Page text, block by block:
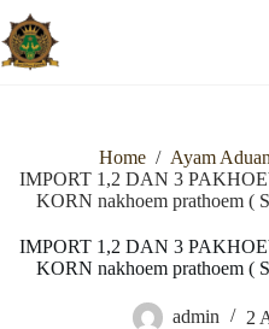
Skip
to
content
Home / Ayam
IMPORT 1,2 DAN 3
KORN nakhoem prathoem (
IMPORT 1,2 DAN 3
KORN nakhoem prathoem (
admin
2